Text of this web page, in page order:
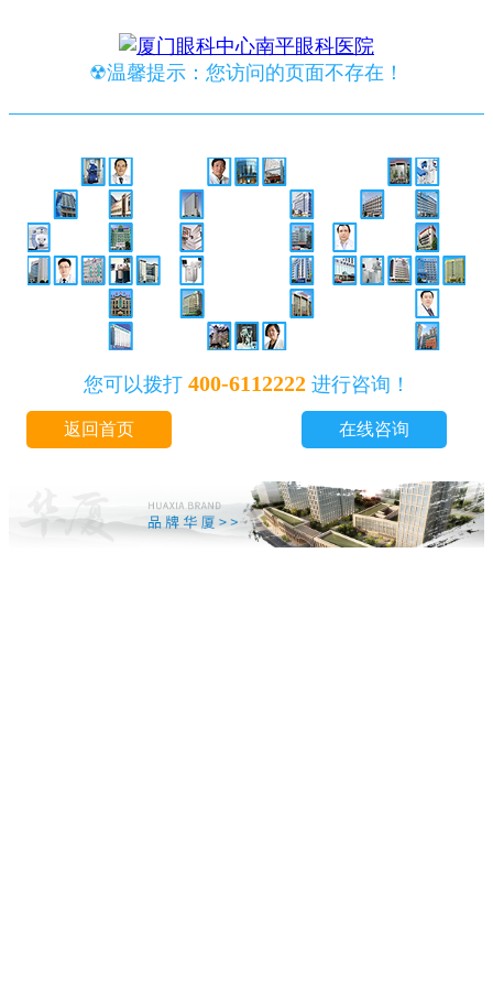
☢温馨提示：您访问的页面不存在！
您可以拨打 400-6112222进行咨询！
返回首页 在线咨询